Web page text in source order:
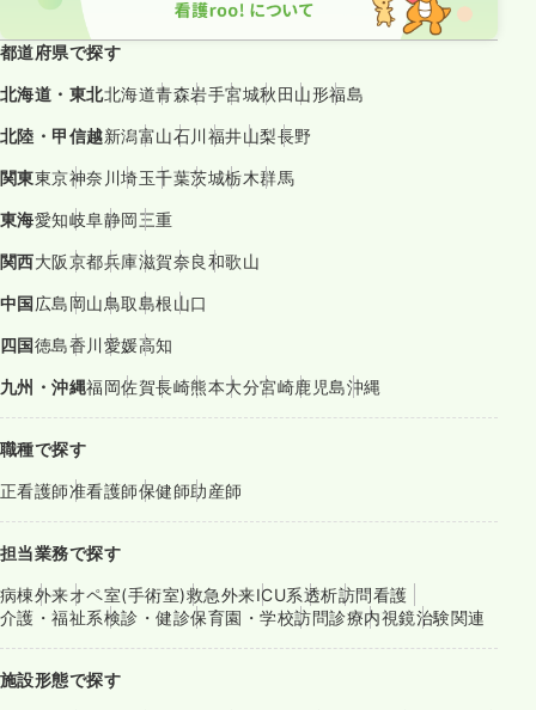
都道府県で探す
北海道・東北北海道青森岩手宮城秋田山形福島
北陸・甲信越新潟富山石川福井山梨長野
関東東京神奈川埼玉千葉茨城栃木群馬
東海愛知岐阜静岡三重
関西大阪京都兵庫滋賀奈良和歌山
中国広島岡山鳥取島根山口
四国徳島香川愛媛高知
九州・沖縄福岡佐賀長崎熊本大分宮崎鹿児島沖縄
職種で探す
正看護師准看護師保健師助産師
担当業務で探す
病棟外来オペ室(手術室)救急外来ICU系透析訪問看護
介護・福祉系検診・健診保育園・学校訪問診療内視鏡治験関連
施設形態で探す